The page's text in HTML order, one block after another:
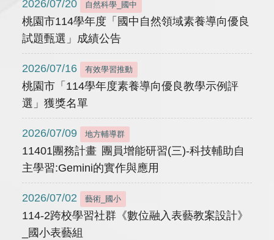
2026/07/20 自然科學_國中
桃園市114學年度「國中自然領域素養導向優良
試題甄選」成績公告
2026/07/16 有效學習推動
桃園市「114學年度素養導向優良教學示例評
選」獲獎名單
2026/07/09 地方輔導群
11401團務計畫 團員增能研習(三)-科技輔助自
主學習:Gemini的實作與應用
2026/07/02 藝術_國小
114-2跨校學習社群《數位融入表藝教案設計》
_國小表藝組